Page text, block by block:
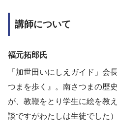
講師について
福元拓郎氏
「加世田いにしえガイド」会
つまを歩く』。南さつまの歴
が、教鞭をとり学生に絵を教
談ですがわたしは生徒でした